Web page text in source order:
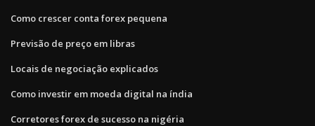
Como crescer conta forex pequena
Previsão de preço em libras
Locais de negociação explicados
Como investir em moeda digital na índia
Corretores forex de sucesso na nigéria